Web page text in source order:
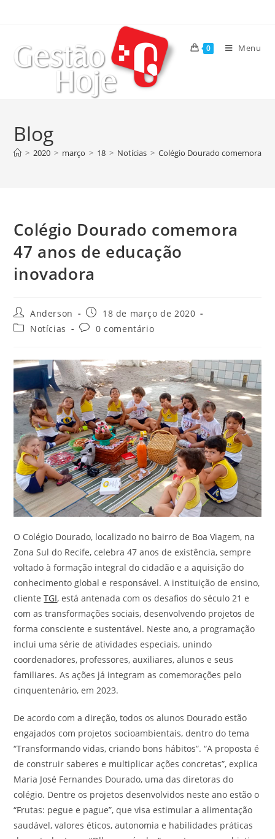
0 Menu
Blog
> 2020 > março > 18 > Notícias > Colégio Dourado comemora
Colégio Dourado comemora
47 anos de educação
inovadora
Anderson
18 de março de 2020
Notícias
0 comentário
O Colégio Dourado, localizado no bairro de Boa Viagem, na
Zona Sul do Recife, celebra 47 anos de existência, sempre
voltado à formação integral do cidadão e a aquisição do
conhecimento global e responsável. A instituição de ensino,
clienteTGI, está antenada com os desafios do século 21 e
com as transformações sociais, desenvolvendo projetos de
forma consciente e sustentável. Neste ano, a programação
inclui uma série de atividades especiais, unindo
coordenadores, professores, auxiliares, alunos e seus
familiares. As ações já integram as comemorações pelo
cinquentenário, em 2023.
De acordo com a direção, todos os alunos Dourado estão
engajados com projetos socioambientais, dentro do tema
“Transformando vidas, criando bons hábitos”. “A proposta é
de construir saberes e multiplicar ações concretas”, explica
Maria José Fernandes Dourado, uma das diretoras do
colégio. Dentre os projetos desenvolvidos neste ano estão o
“Frutas: pegue e pague”, que visa estimular a alimentação
saudável, valores éticos, autonomia e habilidades práticas